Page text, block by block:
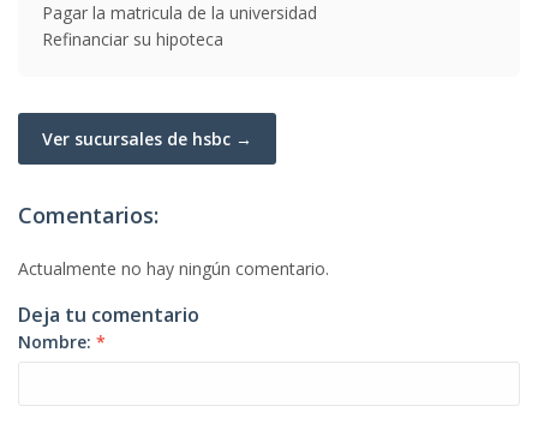
Pagar la matricula de la universidad
Refinanciar su hipoteca
Ver sucursales de hsbc →
Comentarios:
Actualmente no hay ningún comentario.
Deja tu comentario
Nombre: *